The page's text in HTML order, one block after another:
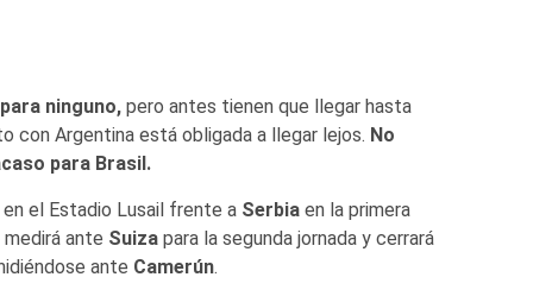
ninguno,pero antes tienen que llegar hasta
con Argentina está obligada a llegar lejos. No
para Brasil.
el Estadio Lusail frente a Serbiaen la primera
ante Suiza para la segunda jornada y cerrará
ante Camerún.